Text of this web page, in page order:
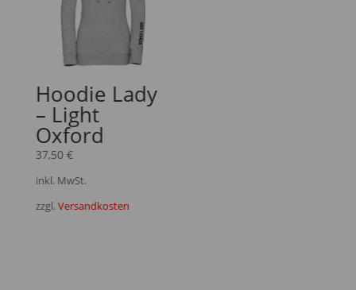
Hoodie Lady
– Light
Oxford
37,50 €
inkl. MwSt.
zzgl.Versandkosten